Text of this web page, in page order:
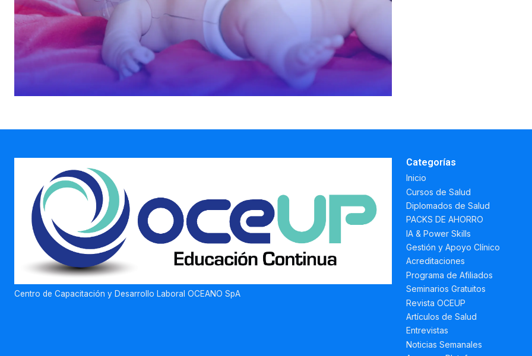
Centro de Capacitación y Desarrollo Laboral OCEANO SpA
Categorías
Inicio
Cursos de Salud
Diplomados de Salud
PACKS DE AHORRO
IA & Power Skills
Gestión y Apoyo Clínico
Acreditaciones
Programa de Afiliados
Seminarios Gratuitos
Revista OCEUP
Artículos de Salud
Entrevistas
Noticias Semanales